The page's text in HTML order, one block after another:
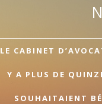
LE CABINET
Y A PLUS DE
SOUHAITAIENT